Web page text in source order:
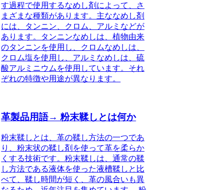
す過程で使用するなめし剤によって、さ
まざまな種類があります。主ななめし剤
には、タンニン、クロム、アルミなどが
あります。タンニンなめしは、植物由来
のタンニンを使用し、クロムなめしは、
クロム塩を使用し、アルミなめしは、硫
酸アルミニウムを使用しています。それ
ぞれの特徴や用途が異なります。
革製品用語→ 粉末鞣しとは何か
粉末鞣しとは、革の鞣し方法の一つであ
り、粉末状の鞣し剤を使って革を柔らか
くする技術です。粉末鞣しは、通常の鞣
し方法である液体を使った液槽鞣しと比
べて、鞣し時間が短く、革の風合いも異